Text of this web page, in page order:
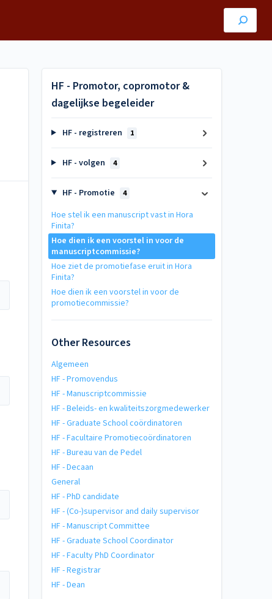
HF - Promotor, copromotor &
dagelijkse begeleider
HF - registreren 1
HF - volgen 4
HF - Promotie 4
Hoe stel ik een manuscript vast in Hora
Finita?
Hoe dien ik een voorstel in voor de
manuscriptcommissie?
Hoe ziet de promotiefase eruit in Hora
Finita?
Hoe dien ik een voorstel in voor de
promotiecommissie?
Other Resources
Algemeen
HF - Promovendus
HF - Manuscriptcommissie
HF - Beleids- en kwaliteitszorgmedewerker
HF - Graduate School coördinatoren
HF - Facultaire Promotiecoördinatoren
HF - Bureau van de Pedel
HF - Decaan
General
HF - PhD candidate
HF - (Co-)supervisor and daily supervisor
HF - Manuscript Committee
HF - Graduate School Coordinator
HF - Faculty PhD Coordinator
HF - Registrar
HF - Dean